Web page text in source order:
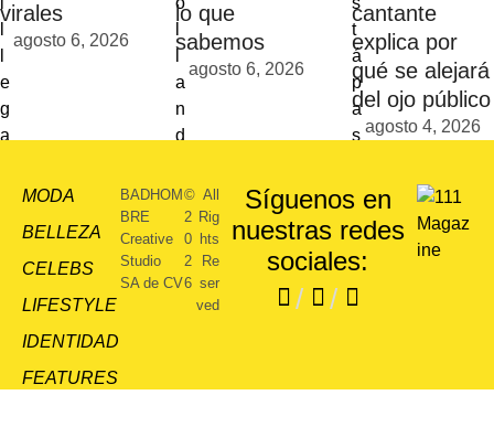
virales
agosto 6, 2026
lo que
sabemos
agosto 6, 2026
cantante
explica por
qué se alejará
del ojo público
agosto 4, 2026
MODA
BELLEZA
CELEBS
LIFESTYLE
IDENTIDAD
FEATURES
Síguenos en
nuestras redes
sociales:
/ /
BADHOM
BRE
Creative
Studio
SA de CV
©
2
0
2
6
All
Rig
hts
Re
ser
ved